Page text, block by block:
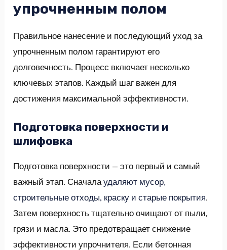
упрочненным полом
Правильное нанесение и последующий уход за
упрочненным полом гарантируют его
долговечность. Процесс включает несколько
ключевых этапов. Каждый шаг важен для
достижения максимальной эффективности.
Подготовка поверхности и
шлифовка
Подготовка поверхности — это первый и самый
важный этап. Сначалаудаляют мусор,
строительные отходы, краску и старые покрытия.
Затем поверхность тщательно очищают от пыли,
грязи и масла. Это предотвращает снижение
эффективности упрочнителя. Если бетонная